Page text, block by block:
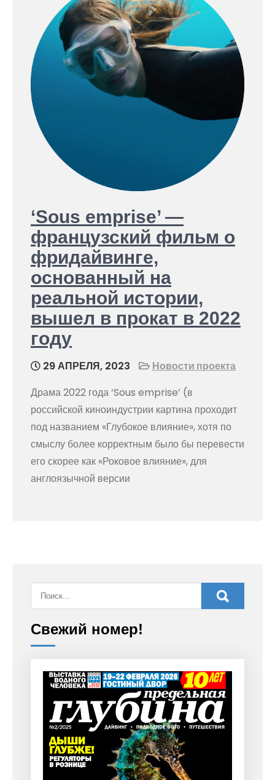
‘Sous emprise’ —
французский фильм о
фридайвинге,
основанный на
реальной истории,
вышел в прокат в 2022
году
29 АПРЕЛЯ, 2023
Новости проекта
Драма 2022 года ‘Sous emprise’ (в
российской киноиндустрии картина проходит
под названием «Глубокое влияние», хотя по
смыслу более корректным было бы перевести
его скорее как «Роковое влияние», для
англоязычной версии
Свежий номер!